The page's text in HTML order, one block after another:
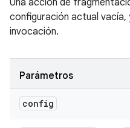
Una acción de
configuración actual vacía,
invocación.
Parámetros
config